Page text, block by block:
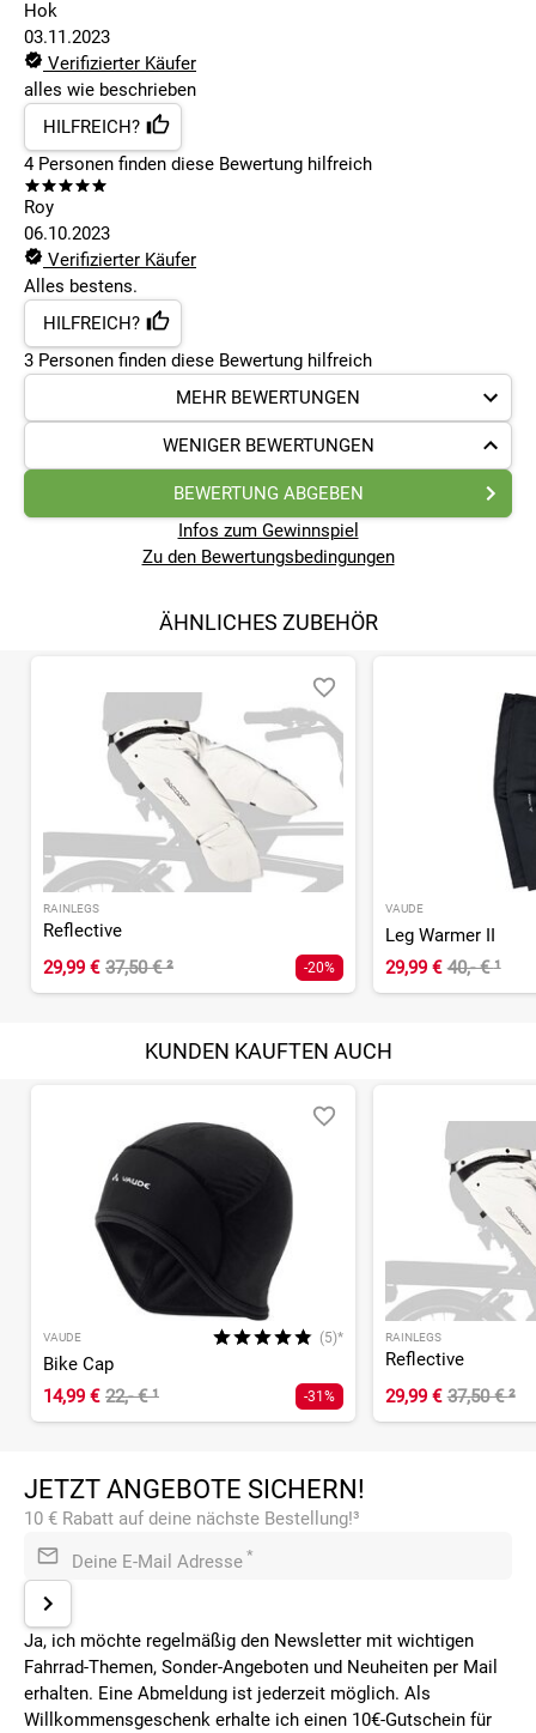
Hok
03.11.2023
Verifizierter Käufer
alles wie beschrieben
HILFREICH?
4Personen finden diese Bewertung hilfreich
Roy
06.10.2023
Verifizierter Käufer
Alles bestens.
HILFREICH?
3 Personen finden diese Bewertung hilfreich
MEHR BEWERTUNGEN
WENIGER BEWERTUNGEN
BEWERTUNG ABGEBEN
Infos zum Gewinnspiel
Zu den Bewertungsbedingungen
ÄHNLICHES ZUBEHÖR
RAINLEGS
Reflective
29,99 € 37,50 €² -20%
VAUDE
Leg Warmer II
29,99 € 40,- €¹
KUNDEN KAUFTEN AUCH
VAUDE (5)*
Bike Cap
14,99 € 22,- €¹ -31%
RAINLEGS
Reflective
29,99 € 37,50 €²
JETZT ANGEBOTE SICHERN!
10 € Rabatt auf deine nächste Bestellung!³
Deine E-Mail Adresse *
Ja, ich möchte regelmäßig den Newsletter mit wichtigen
Fahrrad-Themen, Sonder-Angeboten und Neuheiten per Mail
erhalten. Eine Abmeldung ist jederzeit möglich. Als
Willkommensgeschenk erhalte ich einen 10€-Gutschein für